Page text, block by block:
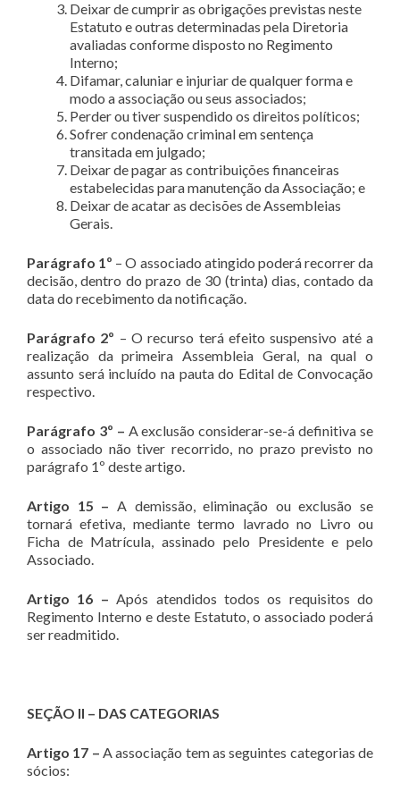
Deixar de cumprir as obrigações previstas neste
Estatuto e outras determinadas pela Diretoria
avaliadas conforme disposto no Regimento
Interno;
Difamar, caluniar e injuriar de qualquer forma e
modo a associação ou seus associados;
Perder ou tiver suspendido os direitos políticos;
Sofrer condenação criminal em sentença
transitada em julgado;
Deixar de pagar as contribuições financeiras
estabelecidas para manutenção da Associação; e
Deixar de acatar as decisões de Assembleias
Gerais.
Parágrafo 1º – O associado atingido poderá recorrer da
decisão, dentro do prazo de 30 (trinta) dias, contado da
data do recebimento da notificação.
Parágrafo 2º – O recurso terá efeito suspensivo até a
realização da primeira Assembleia Geral, na qual o
assunto será incluído na pauta do Edital de Convocação
respectivo.
Parágrafo 3º – A exclusão considerar-se-á definitiva se
o associado não tiver recorrido, no prazo previsto no
parágrafo 1º deste artigo.
Artigo 15 – A demissão, eliminação ou exclusão se
tornará efetiva, mediante termo lavrado no Livro ou
Ficha de Matrícula, assinado pelo Presidente e pelo
Associado.
Artigo 16 – Após atendidos todos os requisitos do
Regimento Interno e deste Estatuto, o associado poderá
ser readmitido.
SEÇÃO II – DAS CATEGORIAS
Artigo 17 – A associação tem as seguintes categorias de
sócios: